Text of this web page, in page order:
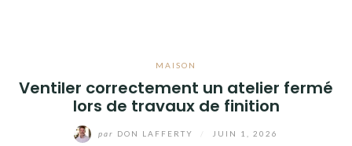
MAISON
Ventiler correctement un atelier fermé
lors de travaux de finition
par DON LAFFERTY JUIN 1, 2026